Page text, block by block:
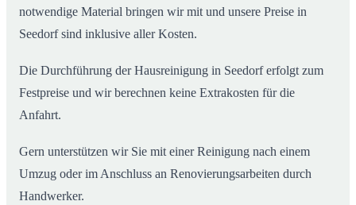
notwendige Material bringen wir mit und unsere Preise in
Seedorf sind inklusive aller Kosten.
Die Durchführung der Hausreinigung in Seedorf erfolgt zum
Festpreise und wir berechnen keine Extrakosten für die
Anfahrt.
Gern unterstützen wir Sie mit einer Reinigung nach einem
Umzug oder im Anschluss an Renovierungsarbeiten durch
Handwerker.